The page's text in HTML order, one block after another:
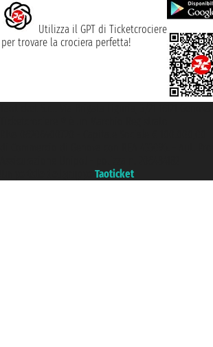
Utilizza il GPT di Ticketcrociere
per trovare la crociera perfetta!
Taoticket